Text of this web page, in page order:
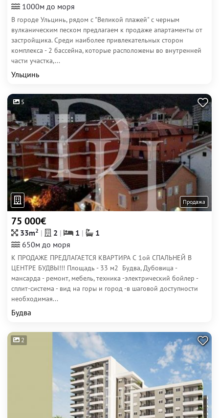
1000м до моря
В городе Ульцинь, рядом с "Великой плажей" с черным
вулканическим песком предлагаем к продаже апартаменты от
застройщика. Среди наиболее привлекательных сторон
комплекса - 2 бассейна, которые расположены во внутренней
части участка,...
Ульцинь
5
Продажа
75 000€
33m2 2 1
1
650м до моря
К ПРОДАЖЕ ПРЕДЛАГАЕТСЯ КВАРТИРА С 1ой СПАЛЬНЕЙ В
ЦЕНТРЕ БУДВЫ!!! Площадь - 33 м2 Будва, Дубовица -
мансарда - ремонт, мебель, техника -электрический бойлер -
сплит-система - вид на горы и город -в шаговой доступности
необходимая...
Будва
2